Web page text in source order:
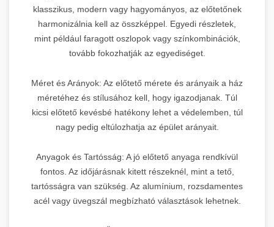
klasszikus, modern vagy hagyományos, az előtetőnek
harmonizálnia kell az összképpel. Egyedi részletek,
mint például faragott oszlopok vagy színkombinációk,
tovább fokozhatják az egyediséget.
Méret és Arányok: Az előtető mérete és arányaik a ház
méretéhez és stílusához kell, hogy igazodjanak. Túl
kicsi előtető kevésbé hatékony lehet a védelemben, túl
nagy pedig eltúlozhatja az épület arányait.
Anyagok és Tartósság: A jó előtető anyaga rendkívül
fontos. Az időjárásnak kitett részeknél, mint a tető,
tartósságra van szükség. Az alumínium, rozsdamentes
acél vagy üvegszál megbízható választások lehetnek.